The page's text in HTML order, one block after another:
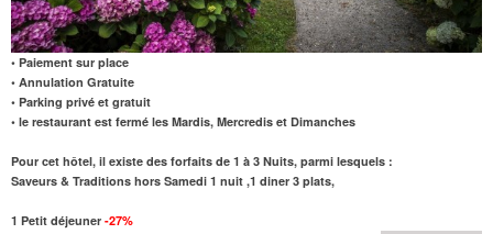
• Paiement sur place
• Annulation Gratuite
• Parking privé et gratuit
• le restaurant est fermé les Mardis, Mercredis et Dimanches
Pour cet hôtel, il existe des forfaits de 1 à 3 Nuits, parmi lesquels :
Saveurs & Traditions hors Samedi 1 nuit ,1 diner 3 plats,
1 Petit déjeuner -27%